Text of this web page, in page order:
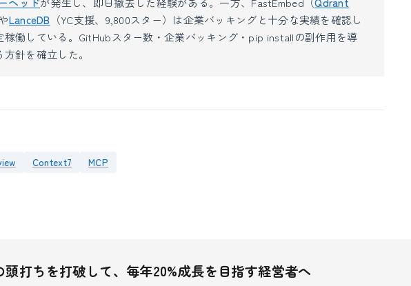
LanceDB （YC支援、9,800スター）は企業バッキングと十分な実績を確認し
稼働している。GitHubスター数・企業バッキング・pip installの副作用を導
針を確立した。
Context7 MCP
頭打ちを打破して、毎年20%成長を目指す経営者へ